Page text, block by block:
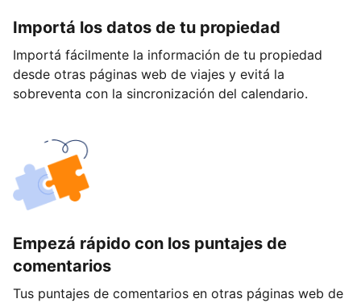
Importá los datos de tu propiedad
Importá fácilmente la información de tu propiedad
desde otras páginas web de viajes y evitá la
sobreventa con la sincronización del calendario.
Empezá rápido con los puntajes de
comentarios
Tus puntajes de comentarios en otras páginas web de